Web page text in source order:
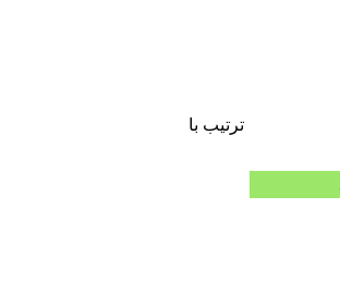
ترتیب با